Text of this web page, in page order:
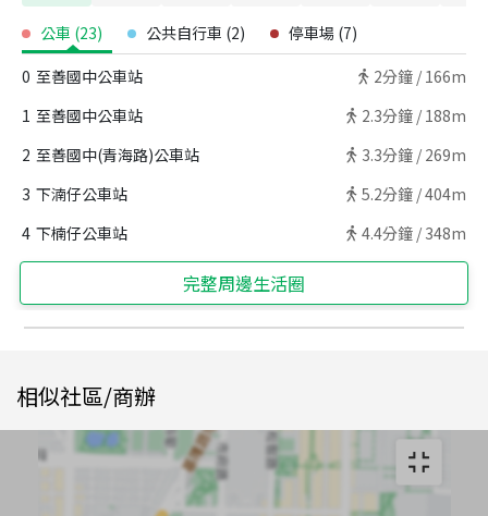
公車 (23) 公共自行車 (2) 停車場 (7)
0 至善國中公車站 2分鐘 / 166m
1 至善國中公車站 2.3分鐘 / 188m
2 至善國中(青海路)公車站 3.3分鐘 / 269m
3 下湳仔公車站 5.2分鐘 /404m
4 下楠仔公車站 4.4分鐘 / 348m
完整周邊生活圈
相似社區/商辦